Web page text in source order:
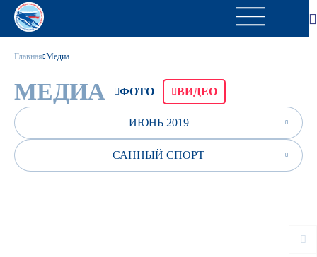
Главная Медиа
МЕДИА ФОТО ВИДЕО
ИЮНЬ 2019
САННЫЙ СПОРТ